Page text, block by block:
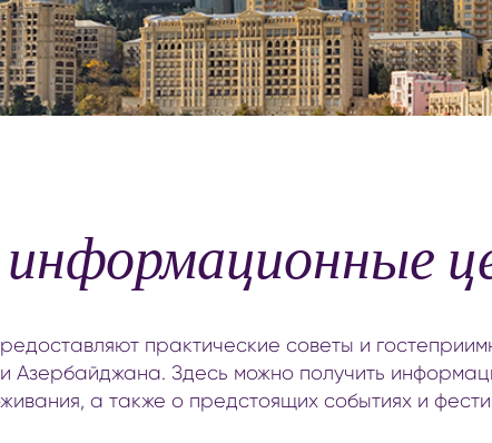
отдых на природе с детьми
культурное просвещение детей
кулинария для детей
информационные
практические советы и
Азербайджана. Здесь можно получить
а также о предстоящих событиях и